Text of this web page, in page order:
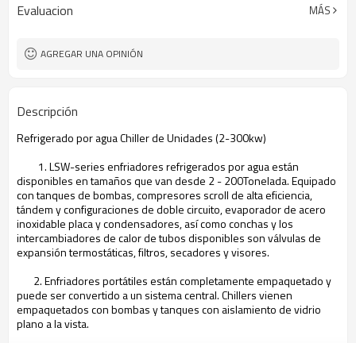
Evaluacion MÁS
AGREGAR UNA OPINIÓN
Descripción
Refrigerado por aguaChillerde Unidades(2-300kw)
1.LSW-seriesenfriadoresrefrigerados por aguaestán
disponibles entamaños que van desde 2 -200Tonelada.Equipado
con tanquesde bombas, compresores scrollde alta eficiencia,
tándemy configuracionesde doblecircuito,evaporadorde acero
inoxidableplacay condensadores, así comoconchasy los
intercambiadoresde calor de tubosdisponibles son válvulasde
expansión termostáticas,filtros, secadoresy visores.
2.Enfriadoresportátiles estáncompletamente empaquetadoy
puede ser convertido a un sistema central.Chillersvienen
empaquetadoscon bombasy tanques con aislamientode vidrio
plano a la vista.